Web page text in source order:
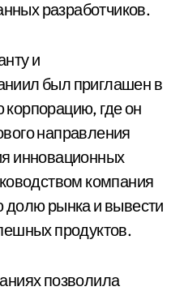
разработчиков.
и
был приглашен в
где он
направления
инновационных
компания
долю рынка и вывести
продуктов.
позволила